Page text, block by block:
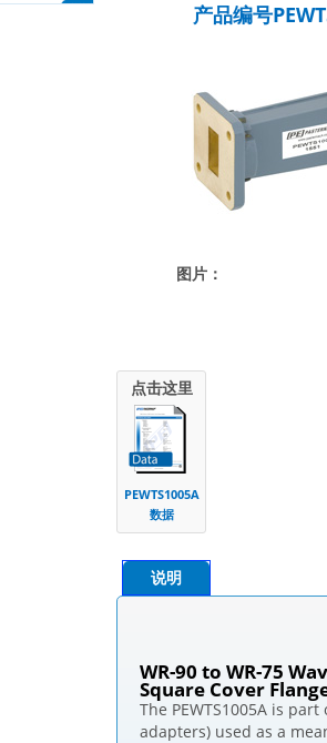
产品编号
图片：
点击这里
PEWTS1005A
数据
说明
WR-90 to WR-75
Square Cover
The PEWTS1005A is
adapters) used as a